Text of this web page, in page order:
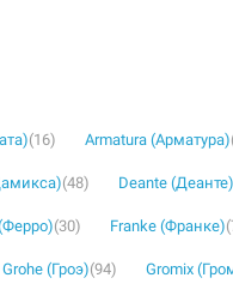
(16) Armatura (Арматура)
(48) Deante (Деанте)
(30) Franke (Франке)
Grohe (Гроэ)(94) Gromix